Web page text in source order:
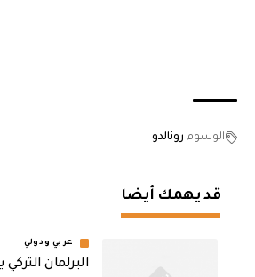
الوسوم رونالدو
قد يهمك أيضا
عربي ودولي
‏البرلمان